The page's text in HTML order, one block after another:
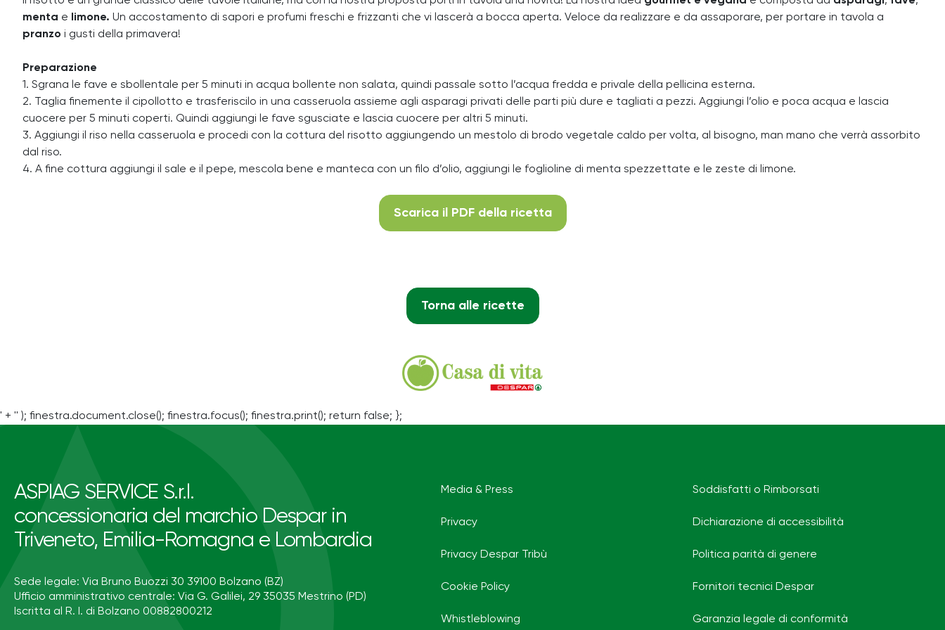
menta e limone. Un accostamento di sapori e profumi freschi e frizzanti che vi lascerà a bocca aperta. Veloce da realizzare e da assaporare, per portare in tavola a
pranzo i gusti della primavera!
Preparazione
1. Sgrana le fave e sbollentale per 5 minuti in acqua bollente non salata, quindi passale sotto l’acqua fredda e privale della pellicina esterna.
2. Taglia finemente il cipollotto e trasferiscilo in una casseruola assieme agli asparagi privati delle parti più dure e tagliati a pezzi. Aggiungi l’olio e poca acqua e lascia
cuocere per 5 minuti coperti. Quindi aggiungi le fave sgusciate e lascia cuocere per altri 5 minuti.
3. Aggiungi il riso nella casseruola e procedi con la cottura del risotto aggiungendo un mestolo di brodo vegetale caldo per volta, al bisogno, man mano che verrà assorbito
dal riso.
4. A fine cottura aggiungi il sale e il pepe, mescola bene e manteca con un filo d’olio, aggiungi le foglioline di menta spezzettate e le zeste di limone.
Scarica il PDF della ricetta
Torna alle ricette
' + '' ); finestra.document.close(); finestra.focus(); finestra.print(); return false; };
ASPIAG SERVICE S.r.l.
concessionaria del marchio Despar in
Triveneto, Emilia-Romagna e Lombardia
Sede legale: Via Bruno Buozzi 30 39100 Bolzano (BZ)
Ufficio amministrativo centrale: Via G. Galilei, 29 35035 Mestrino (PD)
Iscritta al R. I. di Bolzano 00882800212
Media & Press
Privacy
Privacy Despar Tribù
Cookie Policy
Whistleblowing
Soddisfatti o Rimborsati
Dichiarazione di accessibilità
Politica parità di genere
Fornitori tecnici Despar
Garanzia legale di conformità